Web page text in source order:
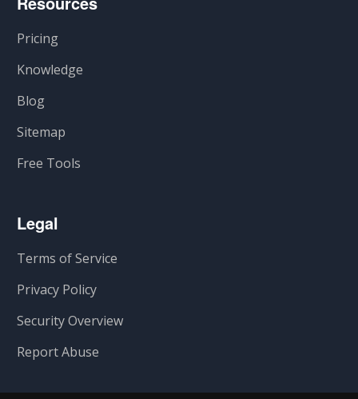
Pricing
Knowledge
Blog
Sitemap
Free Tools
Legal
Terms of Service
Privacy Policy
Security Overview
Report Abuse